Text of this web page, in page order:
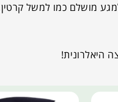
מושלם כמו למשל
היאלרונית!